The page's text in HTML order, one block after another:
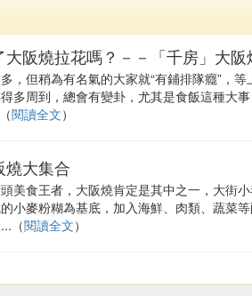
大阪燒拉花嗎？－－「千房」大阪
，但稍為有名氣的大家就“有鋪排隊癮”，等
多周到，總會有變卦，尤其是食飯這種大
閱讀全文）
燒大集合
美食王者，大阪燒肯定是其中之一，大街
小麥粉糊為基底，加入海鮮、肉類、蔬菜
（閱讀全文）